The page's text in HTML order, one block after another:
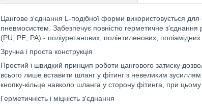
Цангове з'єднання L-подібної форми використовується
пневмосистем. Забезпечує повністю герметичне з'єднання
(PU, PE, PA) - поліуретанових, поліетиленових,
Зручна і проста конструкція
Простий і швидкий принцип роботи цангового затиску
всього лише вставити шланг у фітинг з невеликим
кнопку-кільце навколо шланга у сторону фітинга, при
Герметичність і міцність з'єднання